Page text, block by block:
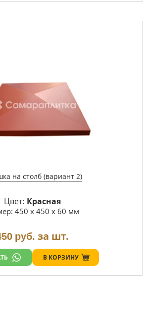
на столб (вариант 2)
Цвет: Красная
450 х 450 х 60 мм
руб. за шт.
В КОРЗИНУ